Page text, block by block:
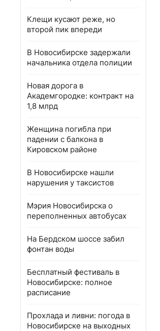
Клещи кусают реже, но
второй пик впереди
В Новосибирске задержали
начальника отдела полиции
Новая дорога в
Академгородке: контракт на
1,8 млрд
Женщина погибла при
падении с балкона в
Кировском районе
В Новосибирске нашли
нарушения у таксистов
Мэрия Новосибирска о
переполненных автобусах
На Бердском шоссе забил
фонтан воды
Бесплатный фестиваль в
Новосибирске: полное
расписание
Прохлада и ливни: погода в
Новосибирске на выходных